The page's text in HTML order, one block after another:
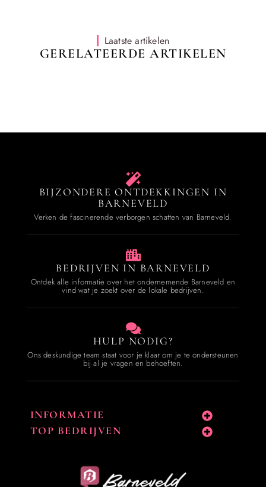
Laatste artikelen
GERELATEERDE ARTIKELEN
BIJZONDERE ONTDEKKINGEN IN
BARNEVELD
Verken de fascinerende verborgen schatten van Barneveld.
BEDRIJVEN IN BARNEVELD
Ontdek alle informatie over het ondernemende Barneveld en
vind wat je zoekt over de lokale bedrijven.
HULP NODIG?
Ons deskundige team staat voor je klaar om je te ondersteunen
bij al je vragen en behoeften.
INFORMATIE
TOP BEDRIJVEN